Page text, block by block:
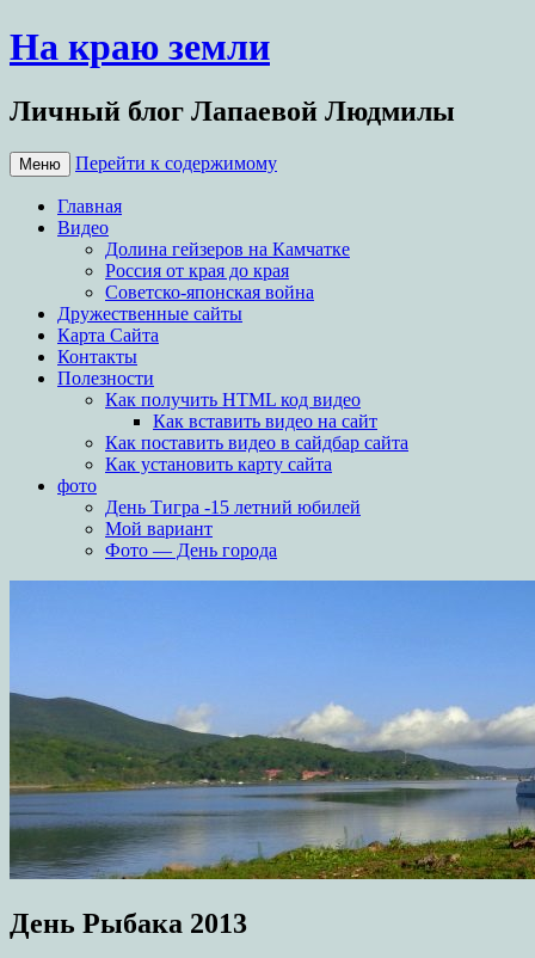
На краю земли
Личный блог Лапаевой Людмилы
Меню Перейти к содержимому
Главная
Видео
Долина гейзеров на Камчатке
Россия от края до края
Советско-японская война
Дружественные сайты
Карта Сайта
Контакты
Полезности
Как получить HTML код видео
Как вставить видео на сайт
Как поставить видео в сайдбар сайта
Как установить карту сайта
фото
День Тигра -15 летний юбилей
Мой вариант
Фото — День города
День Рыбака 2013